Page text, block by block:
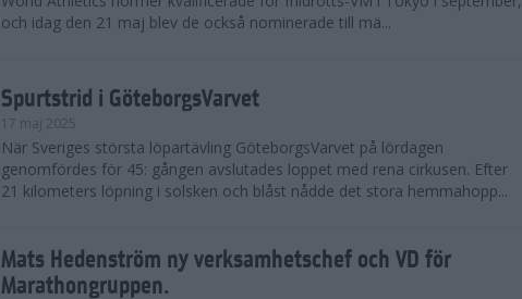
och idag den 21 maj blev de också nominerade till mä...
Spurtstrid i GöteborgsVarvet
17 maj 2025
När Sveriges största löpartävling GöteborgsVarvet på lördagen
genomfördes för 45: gången avslutades loppet med rena cirkusen. Efter
21 kilometers löpning i solsken och blåst nådde det stora hemmahopp...
Mats Hedenström ny verksamhetschef och VD för
Marathongruppen.